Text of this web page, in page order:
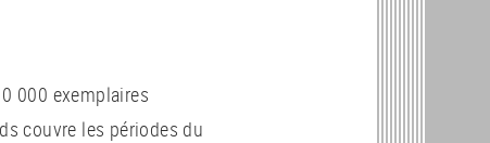
000 exemplaires
couvre les périodes du